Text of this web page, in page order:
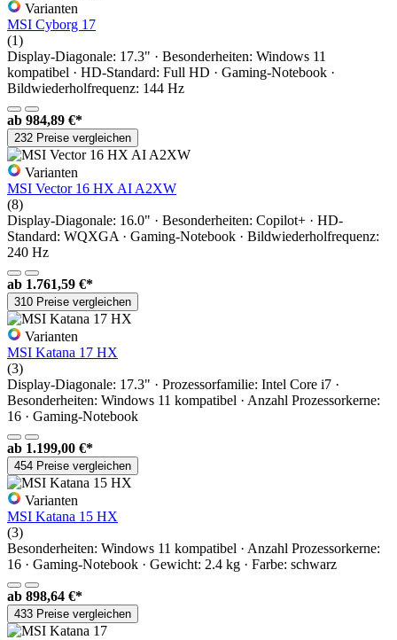
Varianten
MSI Cyborg 17
(1)
Display-Diagonale: 17.3" · Besonderheiten: Windows 11
kompatibel · HD-Standard: Full HD · Gaming-Notebook ·
Bildwiederholfrequenz: 144 Hz
ab 984,89 €*
232 Preise vergleichen
Varianten
MSI Vector 16 HX AI A2XW
(8)
Display-Diagonale: 16.0" · Besonderheiten: Copilot+ · HD-
Standard: WQXGA · Gaming-Notebook · Bildwiederholfrequenz:
240 Hz
ab 1.761,59 €*
310 Preise vergleichen
Varianten
MSI Katana 17 HX
(3)
Display-Diagonale: 17.3" · Prozessorfamilie: Intel Core i7 ·
Besonderheiten: Windows 11 kompatibel · Anzahl Prozessorkerne:
16 · Gaming-Notebook
ab 1.199,00 €*
454 Preise vergleichen
Varianten
MSI Katana 15 HX
(3)
Besonderheiten: Windows 11 kompatibel · Anzahl Prozessorkerne:
16 · Gaming-Notebook · Gewicht: 2.4 kg · Farbe: schwarz
ab 898,64 €*
433 Preise vergleichen